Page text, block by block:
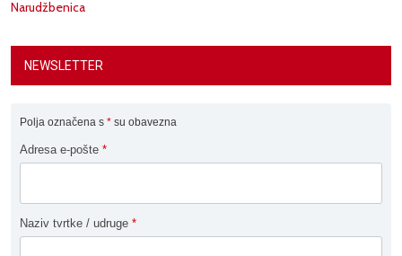
Narudžbenica
NEWSLETTER
Polja označena s * su obavezna
Adresa e-pošte *
Naziv tvrtke / udruge *